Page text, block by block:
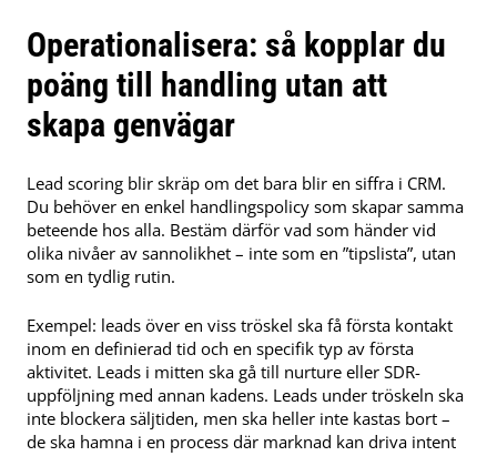
Operationalisera: så kopplar du
poäng till handling utan att
skapa genvägar
Lead scoring blir skräp om det bara blir en siffra i CRM.
Du behöver en enkel handlingspolicy som skapar samma
beteende hos alla. Bestäm därför vad som händer vid
olika nivåer av sannolikhet – inte som en ”tipslista”, utan
som en tydlig rutin.
Exempel: leads över en viss tröskel ska få första kontakt
inom en definierad tid och en specifik typ av första
aktivitet. Leads i mitten ska gå till nurture eller SDR-
uppföljning med annan kadens. Leads under tröskeln ska
inte blockera säljtiden, men ska heller inte kastas bort –
de ska hamna i en process där marknad kan driva intent